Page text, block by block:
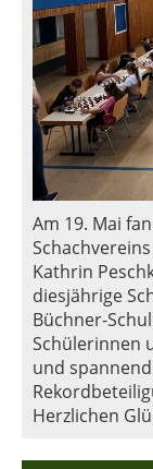
Am 19. Mai
Kathrin
diesjährige
Büchner-
Schülerinnen
und
Herzlichen